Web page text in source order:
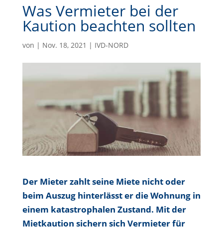
Was Vermieter bei der
Kaution beachten sollten
von | Nov. 18, 2021 | IVD-NORD
Der Mieter zahlt seine Miete nicht oder
beim Auszug hinterlässt er die Wohnung in
einem katastrophalen Zustand. Mit der
Mietkaution sichern sich Vermieter für